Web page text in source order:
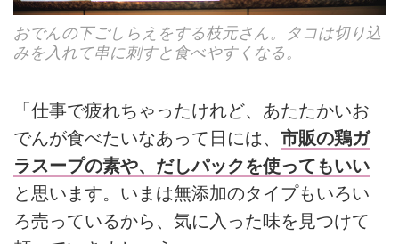
おでんの下ごしらえをする枝元さん。タコは切り込
みを入れて串に刺すと食べやすくなる。
「仕事で疲れちゃったけれど、あたたかいお
でんが食べたいなあって日には、 市販の鶏ガ
ラスープの素や、だしパックを使ってもいい
と思います。いまは無添加のタイプもいろい
ろ売っているから、気に入った味を見つけて